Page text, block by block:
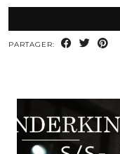
PARTAGER: